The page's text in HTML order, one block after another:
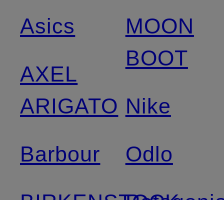
Asics
AXEL
ARIGATO
Barbour
MOON
BOOT
Nike
Odlo